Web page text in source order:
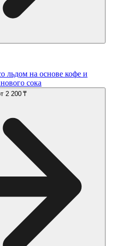
льдом на основе кофе и
сока
2 200 ₸